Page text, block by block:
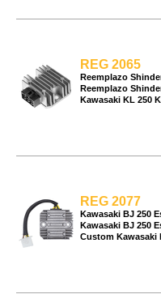
REG 2065
Reemplazo
Reemplazo
Kawasaki KL 250
REG 2077
Kawasaki BJ 250
Kawasaki BJ 250
Custom Kawasaki